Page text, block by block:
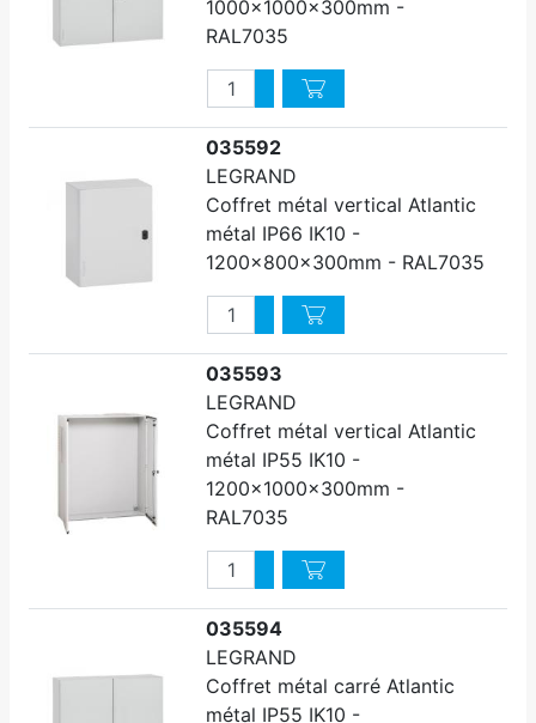
1000x1000x300mm -
RAL7035
QuantitéAugmenter quantité
Diminuer quantité
035592
LEGRAND
Coffret métal vertical Atlantic
métal IP66 IK10 -
1200x800x300mm - RAL7035
QuantitéAugmenter quantité
Diminuer quantité
035593
LEGRAND
Coffret métal vertical Atlantic
métal IP55 IK10 -
1200x1000x300mm -
RAL7035
QuantitéAugmenter quantité
Diminuer quantité
035594
LEGRAND
Coffret métal carré Atlantic
métal IP55 IK10 -